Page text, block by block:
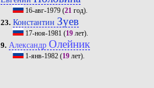
16-авг-1979(21год).
23. Константин Зуев
17-ноя-1981 (19лет).
9. Александр Олейник
1-янв-1982(19лет).